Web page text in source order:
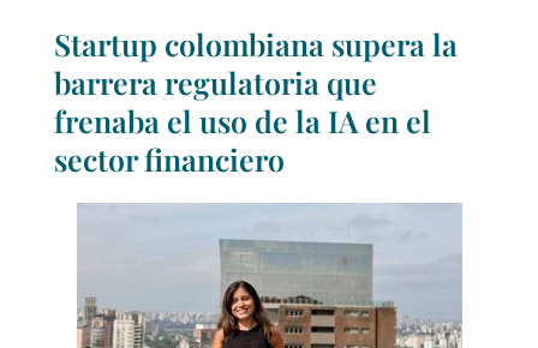
Startup colombiana supera la
barrera regulatoria que
frenaba el uso de la IA en el
sector financiero